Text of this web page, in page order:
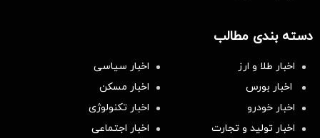
دسته بندی مطالب
اخبار طلا و ارز
اخبار سیاسی
اخبار بورس
اخبار مسکن
اخبار خودرو
اخبار تکنولوژی
اخبار تولید و تجارت
اخبار اجتماعی